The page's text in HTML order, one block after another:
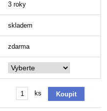
3 roky
skladem
zdarma
ks